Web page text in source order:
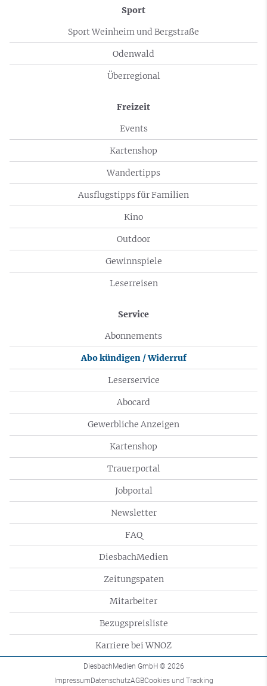
Sport
Sport Weinheim und Bergstraße
Odenwald
Überregional
Freizeit
Events
Kartenshop
Wandertipps
Ausflugstipps für Familien
Kino
Outdoor
Gewinnspiele
Leserreisen
Service
Abonnements
Abo kündigen / Widerruf
Leserservice
Abocard
Gewerbliche Anzeigen
Kartenshop
Trauerportal
Jobportal
Newsletter
FAQ
DiesbachMedien
Zeitungspaten
Mitarbeiter
Bezugspreisliste
Karriere bei WNOZ
DiesbachMedien GmbH © 2026
ImpressumDatenschutzAGBCookies und Tracking